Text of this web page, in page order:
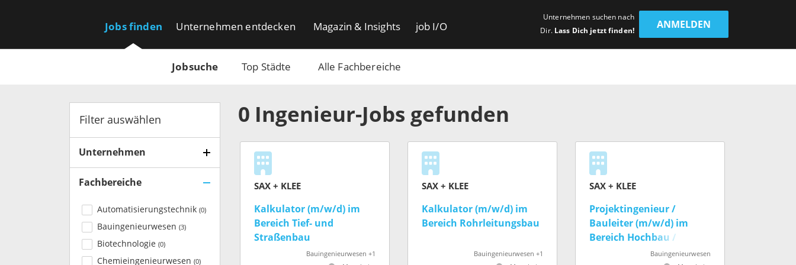
Jobs finden
Jobsuche Top Städte Alle Fachbereiche
Unternehmen entdecken Magazin & Insights job I/O
Unternehmen suchen nach
Dir. Lass Dich jetzt finden!
ANMELDEN
Filter auswählen
Unternehmen
Fachbereiche
Automatisierungstechnik (0)
Bauingenieurwesen (3)
Biotechnologie (0)
Chemieingenieurwesen (0)
0 Ingenieur-Jobs gefunden
SAX + KLEE
Kalkulator (m/w/d) im
Bereich Tief- und
Straßenbau
Bauingenieurwesen +1
SAX + KLEE
Kalkulator (m/w/d) im
Bereich Rohrleitungsbau
Bauingenieurwesen +1
SAX + KLEE
Projektingenieur /
Bauleiter (m/w/d) im
Bereich Hochbau /
Bauingenieurwesen